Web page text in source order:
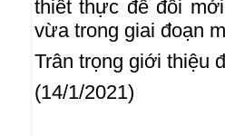
thiết thực để đổi
vừa trong giai đoạn
Trân trọng giới thiệu
(14/1/2021)